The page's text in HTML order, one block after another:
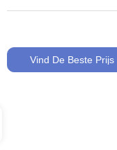
Vind De Beste Prijs